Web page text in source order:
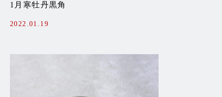
1月寒牡丹黒角
2022.01.19